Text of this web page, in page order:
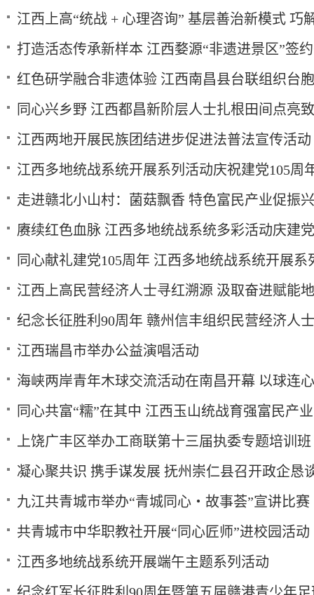
江西上高“统战 + 心理咨询” 基层善治新模式 巧
打造活态传承新样本 江西婺源“非遗进景区”签
红色研学融合非遗体验 江西南昌县台联组织台
同心兴乡野 江西都昌新阶层人士扎根田间点亮
江西两地开展民族团结进步促进法普法宣传活动
江西多地统战系统开展系列活动庆祝建党105周
走进赣北小山村：菌菇飘香 特色富民产业促振兴
赓续红色血脉 江西多地统战系统多彩活动庆建
同心献礼建党105周年 江西多地统战系统开展系
江西上高民营经济人士寻红溯源 汲取奋进赋能
纪念长征胜利90周年 赣州信丰组织民营经济人
江西瑞昌市举办公益演唱活动
海峡两岸青年木球交流活动在南昌开幕 以球连
同心共富“糯”在其中 江西玉山统战育强富民产业
上饶广丰区举办工商联第十三届执委专题培训班
凝心聚共识 携手谋发展 抚州崇仁县召开政企恳
九江共青城市举办“青城同心・故事荟”宣讲比赛
共青城市中华职教社开展“同心匠师”进校园活动
江西多地统战系统开展端午主题系列活动